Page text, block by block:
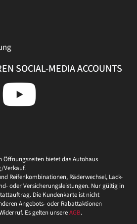
SOCIAL-MEDIA ACCOUNTS
Öffnungszeiten bietet das Autohaus
Verkauf.
Reifenkombinationen, Räderwechsel, Lack-
oder Versicherungsleistungen. Nur gültig in
Die Kundenkarte ist nicht
Angebots- oder Rabattaktionen
Es gelten unsereAGB.